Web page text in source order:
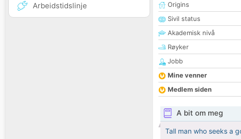
Arbeidstidslinje Origins
Sivil status
Akademisk nivå
Røyker
Jobb
Mine venner
Medlem siden
A bit om meg
Tall man who seeks a